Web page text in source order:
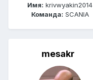
Имя: krivwyakin2014
Команда: SCANIA
mesakr